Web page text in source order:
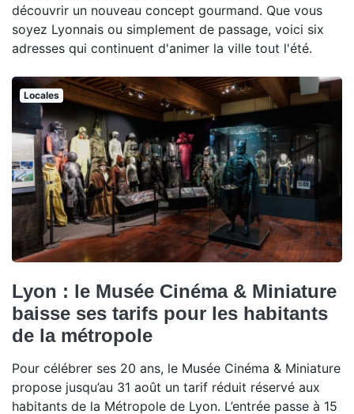
découvrir un nouveau concept gourmand. Que vous
soyez Lyonnais ou simplement de passage, voici six
adresses qui continuent d'animer la ville tout l'été.
Locales
Lyon : le Musée Cinéma & Miniature
baisse ses tarifs pour les habitants
de la métropole
Pour célébrer ses 20 ans, le Musée Cinéma & Miniature
propose jusqu’au 31 août un tarif réduit réservé aux
habitants de la Métropole de Lyon. L’entrée passe à 15